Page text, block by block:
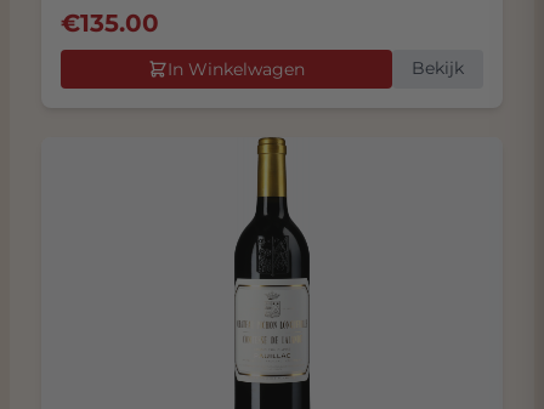
€135.00
In Winkelwagen Bekijk